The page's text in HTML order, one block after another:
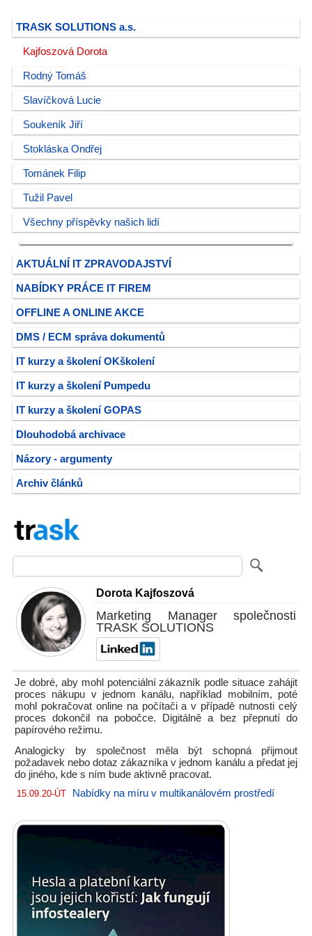
TRASK SOLUTIONS a.s.
Kajfoszová Dorota
Rodný Tomáš
Slavíčková Lucie
Soukeník Jiří
Stokláska Ondřej
Tománek Filip
Tužil Pavel
Všechny příspěvky našich lidí
AKTUÁLNÍ IT ZPRAVODAJSTVÍ
NABÍDKY PRÁCE IT FIREM
OFFLINE A ONLINE AKCE
DMS / ECM správa dokumentů
IT kurzy a školení OKškolení
IT kurzy a školení Pumpedu
IT kurzy a školení GOPAS
Dlouhodobá archivace
Názory - argumenty
Archiv článků
Dorota Kajfoszová
Marketing Manager společnosti
TRASK SOLUTIONS
Je dobré, aby mohl potenciální zákazník podle situace zahájit
proces nákupu v jednom kanálu, například mobilním, poté
mohl pokračovat online na počítači a v případě nutnosti celý
proces dokončil na pobočce. Digitálně a bez přepnutí do
papírového režimu.
Analogicky by společnost měla být schopná přijmout
požadavek nebo dotaz zákazníka v jednom kanálu a předat jej
do jiného, kde s ním bude aktivně pracovat.
15.09.20-ÚT Nabídky na míru v multikanálovém prostředí